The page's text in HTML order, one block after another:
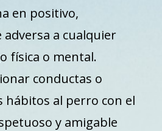
en positivo,
a cualquier
física o mental.
conductas o
hábitos al perro con el
y amigable